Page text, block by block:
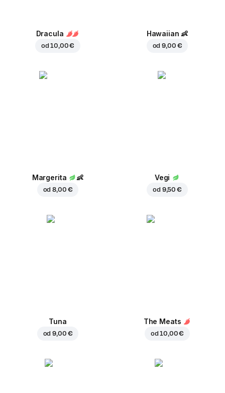
Dracula
od10,00 €
Hawaiian 👶
od9,00 €
Margerita 👶
od8,00 €
Vegi
od 9,50 €
Tuna
od9,00 €
The Meats
od10,00 €